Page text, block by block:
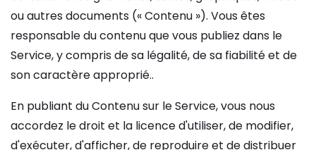
ou autres documents (« Contenu »). Vous êtes
responsable du contenu que vous publiez dans le
Service, y compris de sa légalité, de sa fiabilité et de
son caractère approprié..
En publiant du Contenu sur le Service, vous nous
accordez le droit et la licence d'utiliser, de modifier,
d'exécuter, d'afficher, de reproduire et de distribuer